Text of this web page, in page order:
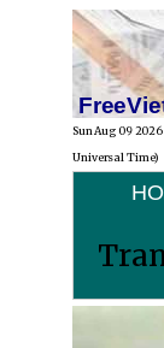
Sun Aug 09
Universal Time)